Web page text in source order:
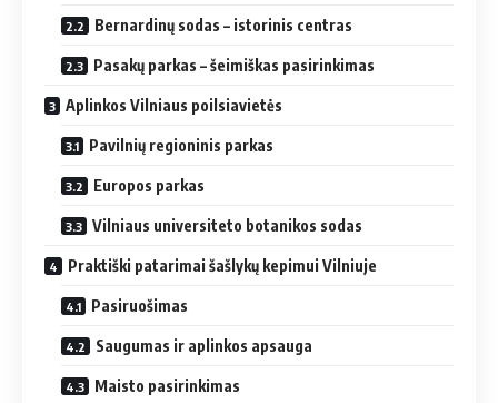
Bernardinų sodas – istorinis centras
Pasakų parkas – šeimiškas pasirinkimas
Aplinkos Vilniaus poilsiavietės
Pavilnių regioninis parkas
Europos parkas
Vilniaus universiteto botanikos sodas
Praktiški patarimai šašlykų kepimui Vilniuje
Pasiruošimas
Saugumas ir aplinkos apsauga
Maisto pasirinkimas